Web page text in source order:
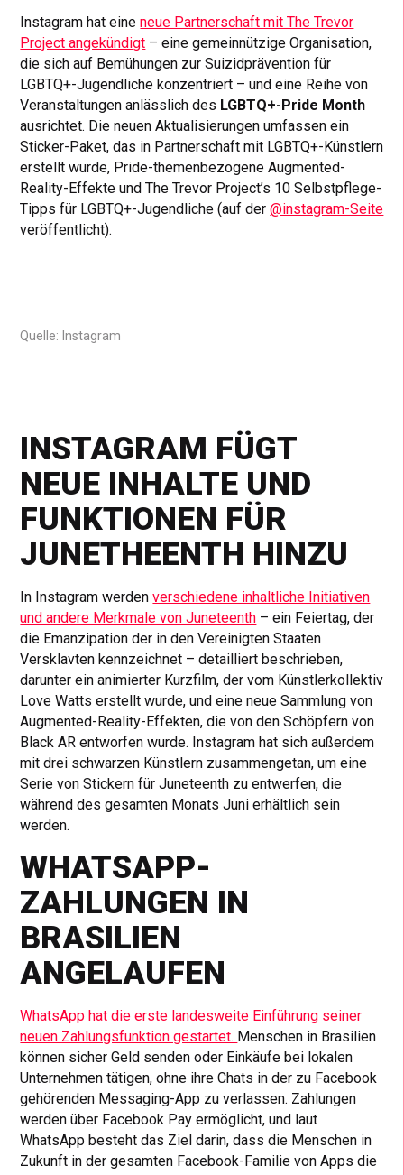
Instagram hat eineneue Partnerschaft mit The Trevor
Project angekündigt – eine gemeinnützige Organisation,
die sich auf Bemühungen zur Suizidprävention für
LGBTQ+-Jugendliche konzentriert – und eine Reihe von
Veranstaltungen anlässlich des LGBTQ+-Pride Month
ausrichtet. Die neuen Aktualisierungen umfassen ein
Sticker-Paket, das in Partnerschaft mit LGBTQ+-Künstlern
erstellt wurde, Pride-themenbezogene Augmented-
Reality-Effekte und The Trevor Project’s 10 Selbstpflege-
Tipps für LGBTQ+-Jugendliche (auf der@instagram-Seite
veröffentlicht).
Quelle: Instagram
INSTAGRAM FÜGT
NEUE INHALTE UND
FUNKTIONEN FÜR
JUNETHEENTH HINZU
In Instagram werdenverschiedene inhaltliche Initiativen
und andere Merkmale von Juneteenth – ein Feiertag, der
die Emanzipation der in den Vereinigten Staaten
Versklavten kennzeichnet – detailliert beschrieben,
darunter ein animierter Kurzfilm, der vom Künstlerkollektiv
Love Watts erstellt wurde, und eine neue Sammlung von
Augmented-Reality-Effekten, die von den Schöpfern von
Black AR entworfen wurde. Instagram hat sich außerdem
mit drei schwarzen Künstlern zusammengetan, um eine
Serie von Stickern für Juneteenth zu entwerfen, die
während des gesamten Monats Juni erhältlich sein
werden.
WHATSAPP-
ZAHLUNGEN IN
BRASILIEN
ANGELAUFEN
WhatsApp hat die erste landesweite Einführung seiner
neuen Zahlungsfunktion gestartet. Menschen in Brasilien
können sicher Geld senden oder Einkäufe bei lokalen
Unternehmen tätigen, ohne ihre Chats in der zu Facebook
gehörenden Messaging-App zu verlassen. Zahlungen
werden über Facebook Pay ermöglicht, und laut
WhatsApp besteht das Ziel darin, dass die Menschen in
Zukunft in der gesamten Facebook-Familie von Apps die